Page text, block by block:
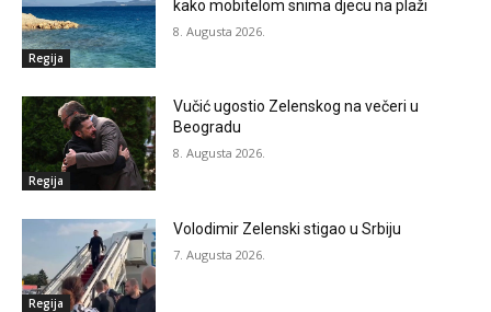
Regija
kako mobitelom snima djecu na plaži
8. Augusta 2026.
Regija
Vučić ugostio Zelenskog na večeri u
Beogradu
8. Augusta 2026.
Regija
Volodimir Zelenski stigao u Srbiju
7. Augusta 2026.